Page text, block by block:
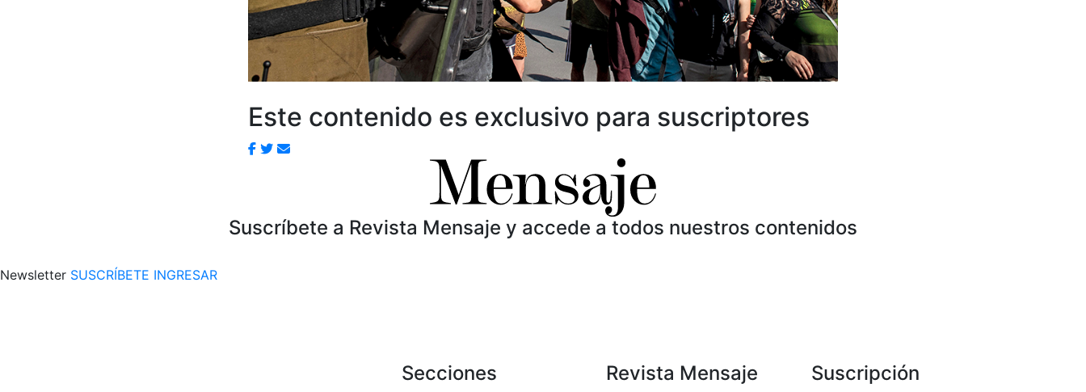
Este contenido es exclusivo para suscriptores
Suscríbete a Revista Mensaje y accede a todos nuestros contenidos
Newsletter SUSCRÍBETE INGRESAR
Secciones Revista Mensaje Suscripción